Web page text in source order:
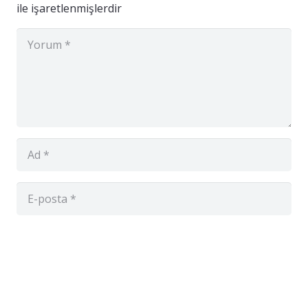
ile işaretlenmişlerdir